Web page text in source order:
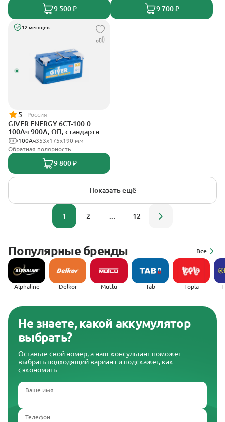
9 500 ₽ 9 700 ₽
12 месяцев
5 Россия
GIVER ENERGY 6СТ-100.0
100Ач 900А, ОП, стандартные
клеммы353х175х190 мм
100Ач
Обратная полярность
9 800 ₽
Показать ещё
1 2 12
Популярные бренды Все
Alphaline Delkor Mutlu Tab Topla
Не знаете, какой аккумулятор
выбрать?
Оставьте свой номер, а наш консультант поможет
выбрать подходящий вариант и подскажет, как
сэкономить
Ваше имя
Телефон